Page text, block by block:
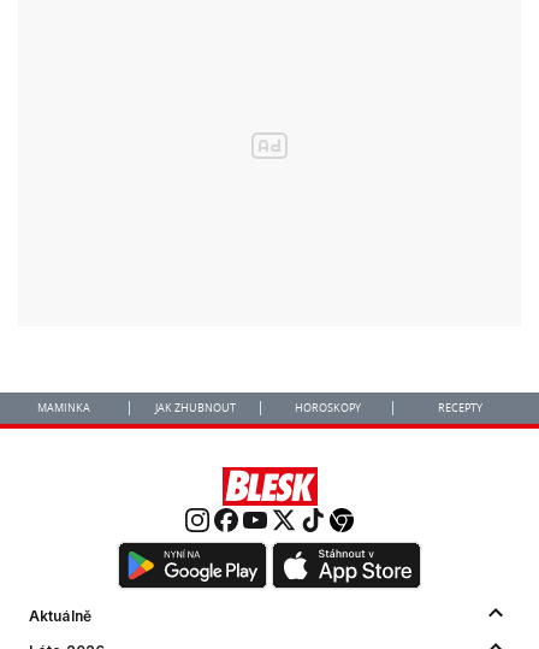
MAMINKA JAK ZHUBNOUT HOROSKOPY RECEPTY
Aktuálně